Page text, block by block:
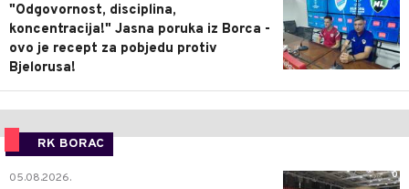
"Odgovornost, disciplina,
koncentracija!" Jasna poruka iz Borca -
ovo je recept za pobjedu protiv
Bjelorusa!
RK BORAC
0
05.08.2026.